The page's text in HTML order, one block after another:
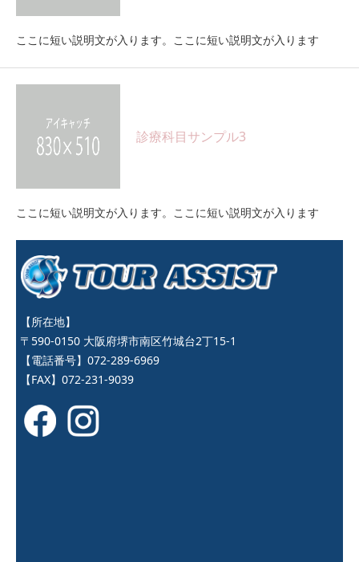
ここに短い説明文が入ります。ここに短い説明文が入ります
診療科目サンプル3
ここに短い説明文が入ります。ここに短い説明文が入ります
【所在地】
〒590-0150 大阪府堺市南区竹城台2丁15-1
【電話番号】072-289-6969
【FAX】072-231-9039